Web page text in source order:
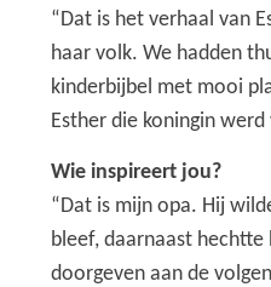
“Dat is het verhaal van
haar volk. We hadden
kinderbijbel met mooi
Esther die koningin
Wie inspireert jou?
“Dat is mijn opa. Hij
bleef, daarnaast hechtte
doorgeven aan de